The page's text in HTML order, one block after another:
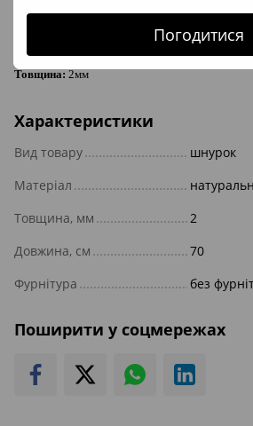
Погодитися
Довжина:
Товщина: 2мм
Характеристики
Вид товару
шнурок
Матеріал
Товщина, мм
2
Довжина, см
70
Фурнітура
без
Поширити у соцмережах